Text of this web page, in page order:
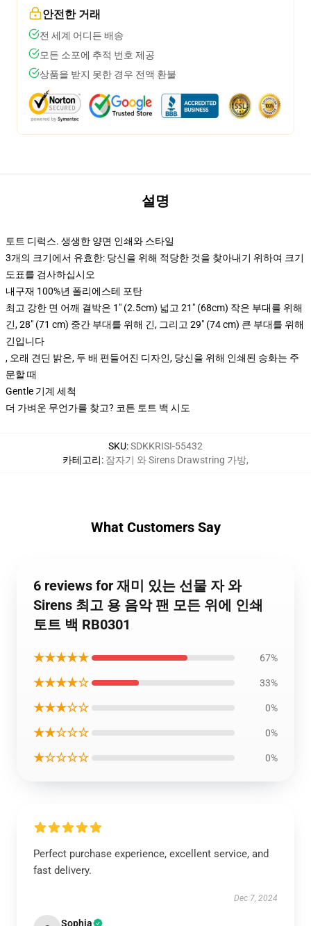
안전한 거래
전 세계 어디든 배송
모든 소포에 추적 번호 제공
상품을 받지 못한 경우 전액 환불
설명
토트 디럭스. 생생한 양면 인쇄와 스타일
3개의 크기에서 유효한: 당신을 위해 적당한 것을 찾아내기 위하여 크기
도표를 검사하십시오
내구재 100%년 폴리에스테 포탄
최고 강한 면 어깨 결박은 1" (2.5cm) 넓고 21" (68cm) 작은 부대를 위해
긴, 28" (71 cm) 중간 부대를 위해 긴, 그리고 29" (74 cm) 큰 부대를 위해
긴입니다
, 오래 견딘 밝은, 두 배 편들어진 디자인, 당신을 위해 인쇄된 승화는 주
문할 때
Gentle 기계 세척
더 가벼운 무언가를 찾고? 코튼 토트 백 시도
SKU:SDKKRISI-55432
카테고리: 잠자기 와 Sirens Drawstring 가방,
What Customers Say
6 reviews for 재미 있는 선물 자 와
Sirens 최고 용 음악 팬 모든 위에 인쇄
토트 백 RB0301
★★★★★ 67%
★★★★☆ 33%
★★★☆☆ 0%
★★☆☆☆ 0%
★☆☆☆☆ 0%
Perfect purchase experience, excellent service, and
fast delivery.
Dec 7, 2024
Sophia